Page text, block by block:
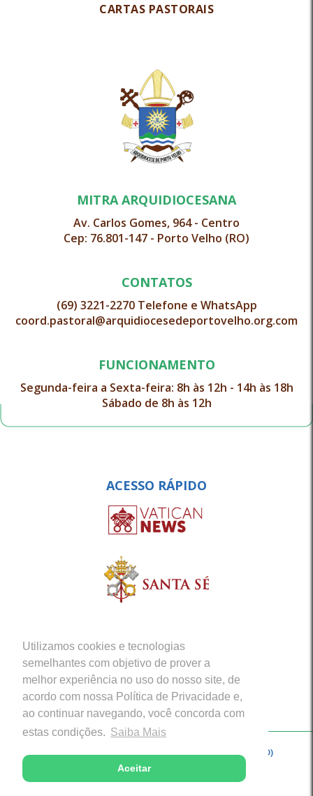
Utilizamos cookies e tecnologias
semelhantes com objetivo de prover a
melhor experiência no uso do nosso site, de
acordo com nossa Política de Privacidade e,
ao continuar navegando, você concorda com
estas condições. Saiba Mais
Aceitar
CARTAS PASTORAIS
MITRA ARQUIDIOCESANA
Av. Carlos Gomes, 964 - Centro
Cep: 76.801-147 - Porto Velho (RO)
CONTATOS
(69) 3221-2270 Telefone e WhatsApp
coord.pastoral@arquidiocesedeportovelho.org.com
FUNCIONAMENTO
Segunda-feira a Sexta-feira: 8h às 12h - 14h às 18h
Sábado de 8h às 12h
ACESSO RÁPIDO
Copyright © 2026 - Arquidiocese de Porto Velho (RO)
Desenvolvido com excelência por